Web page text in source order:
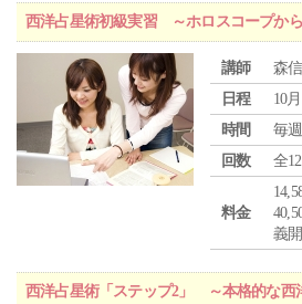
西洋占星術初級実習 ～ホロスコープか
講師
森
日程
10
時間
毎
回数
全
料金
義
西洋占星術「ステップ2」 ～本格的な西